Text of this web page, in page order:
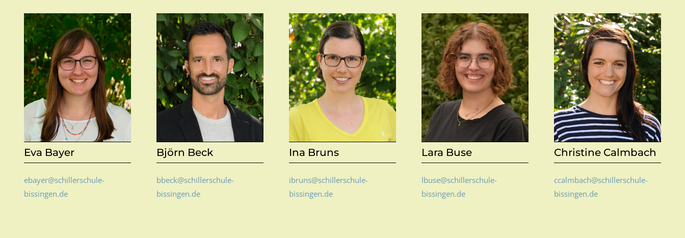
Eva Bayer
ebayer@schillerschule-
bissingen.de
Björn Beck
bbeck@schillerschule-
bissingen.de
Ina Bruns
ibruns@schillerschule-
bissingen.de
Lara Buse
lbuse@schillerschule-
bissingen.de
Christine Calmbach
ccalmbach@schillerschule-
bissingen.de